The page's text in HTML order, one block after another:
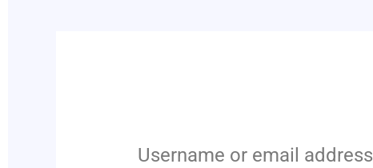
Username or email address